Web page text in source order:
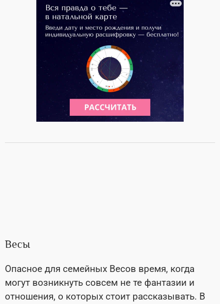
Весы
Опасное для семейных Весов время, когда
могут возникнуть совсем не те фантазии и
отношения, о которых стоит рассказывать. В